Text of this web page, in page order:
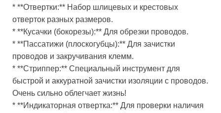
* **Отвертки:** Набор шлицевых и крестовых
отверток разных размеров.
* **Кусачки (бокорезы):** Для обрезки проводов.
* **Пассатижи (плоскогубцы):** Для зачистки
проводов и закручивания клемм.
* **Стриппер:** Специальный инструмент для
быстрой и аккуратной зачистки изоляции с проводов.
Очень сильно облегчает жизнь!
* **Индикаторная отвертка:** Для проверки наличия